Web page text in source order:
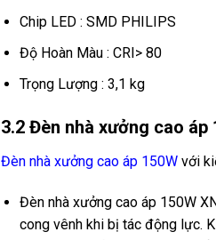
Chip LED : SMD PHILIPS
Độ Hoàn Màu : CRI> 80
Trọng Lượng : 3,1 kg
3.2 Đèn nhà xưởng cao áp
Đèn nhà xưởng cao áp 150W với
Đèn nhà xưởng cao áp 150W
cong vênh khi bị tác động lực.